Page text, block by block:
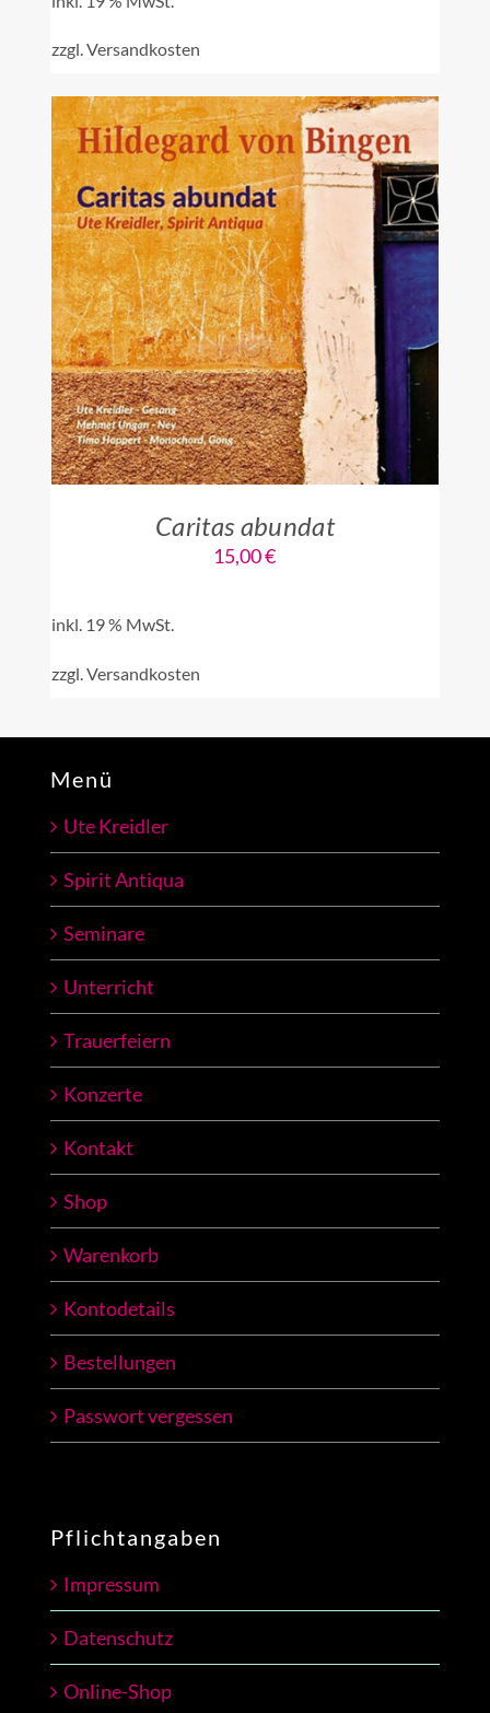
zzgl.Versandkosten
IN DEN WARENKORB
DETAILS
Caritas abundat
15,00€
inkl. 19 % MwSt.
zzgl. Versandkosten
Menü
Ute Kreidler
Spirit Antiqua
Seminare
Unterricht
Trauerfeiern
Konzerte
Kontakt
Shop
Warenkorb
Kontodetails
Bestellungen
Passwort vergessen
Pflichtangaben
Impressum
Datenschutz
Online-Shop